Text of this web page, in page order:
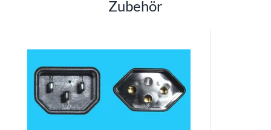
Zubehör